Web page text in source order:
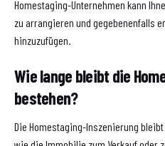
Homestaging-Unternehmen kann
zu arrangieren und gegebenenfalls
hinzuzufügen.
Wie lange bleibt die
bestehen?
Die Homestaging-Inszenierung